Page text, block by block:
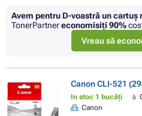
Avem pentru D-voastră un cartuș
TonerPartnereconomisiţi 90%
Vreau să
Canon CLI-521
In stoc 1 bucăți
Canon